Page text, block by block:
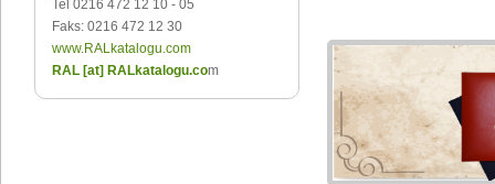
Tel 0216 472 12 10 - 05
Faks: 0216 472 12 30
www.RALkatalogu.com
RAL [at] RALkatalogu.com